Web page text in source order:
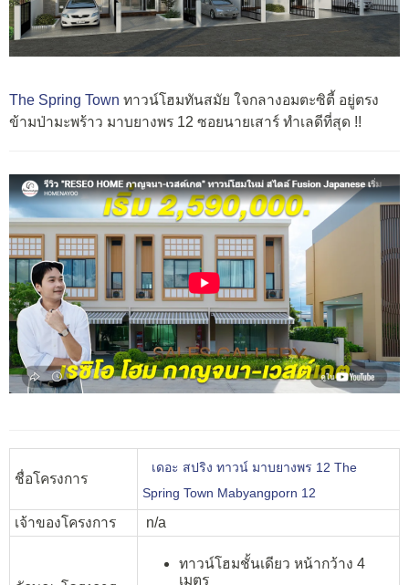
The Spring Town ทาวน์โฮมทันสมัย ใจกลางอมตะซิตี้ อยู่ตรง
ข้ามป่ามะพร้าว มาบยางพร 12 ซอยนายเสาร์ ทำเลดีที่สุด !!
ชื่อโครงการ
เดอะ สปริง ทาวน์ มาบยางพร 12 The
Spring Town Mabyangporn 12
เจ้าของโครงการ n/a
ทาวน์โฮมชั้นเดียว หน้ากว้าง 4
เมตร